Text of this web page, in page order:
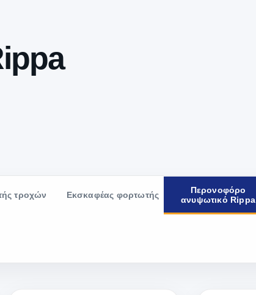
τροχών Εκσκαφέας φορτωτής
Περονοφόρο
ανυψωτικό Rippa